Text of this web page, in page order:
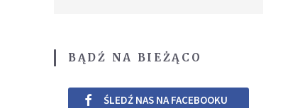
BĄDŹ NA BIEŻĄCO
ŚLEDŹ NAS NA FACEBOOKU